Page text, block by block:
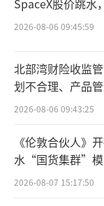
脑，你的电脑
SpaceX股价跳水
2026-08-06 09:45:59
北部湾财险收监
划不合理、产品
点”
2026-08-06 09:43:25
《伦敦合伙人》
水“国货集群”模
向种草
2026-08-07 15:17:50